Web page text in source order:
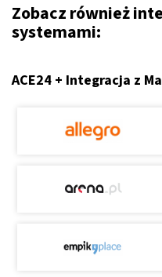
Zobacz również
systemami:
ACE24 + Integracja z